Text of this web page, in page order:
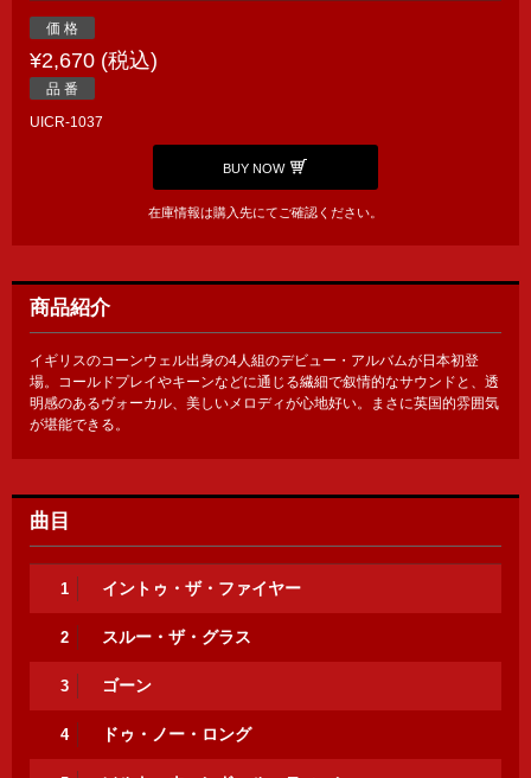
価 格
¥2,670 (税込)
品 番
UICR-1037
BUY NOW
在庫情報は購入先にてご確認ください。
商品紹介
イギリスのコーンウェル出身の4人組のデビュー・アルバムが日本初登
場。コールドプレイやキーンなどに通じる繊細で叙情的なサウンドと、透
明感のあるヴォーカル、美しいメロディが心地好い。まさに英国的雰囲気
が堪能できる。
曲目
1 イントゥ・ザ・ファイヤー
2 スルー・ザ・グラス
3 ゴーン
4 ドゥ・ノー・ロング